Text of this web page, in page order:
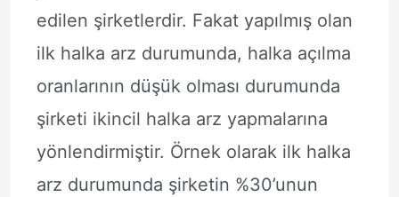
edilen şirketlerdir. Fakat yapılmış olan
ilk halka arz durumunda, halka açılma
oranlarının düşük olması durumunda
şirketi ikincil halka arz yapmalarına
yönlendirmiştir. Örnek olarak ilk halka
arz durumunda şirketin %30’unun